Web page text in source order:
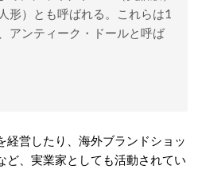
形）とも呼ばれる。これらは1
アンティーク・ドールと呼ば
経営したり、海外ブランドショッ
ど、実業家としても活動されてい